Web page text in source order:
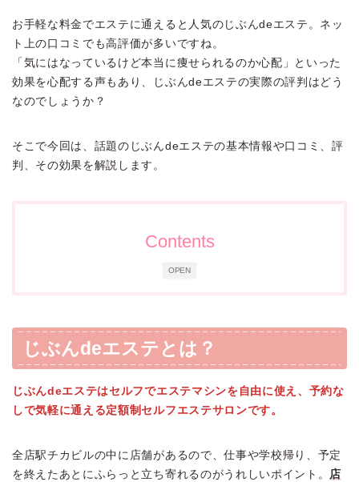
お手軽な料金でエステに通えると人気のじぶんdeエステ。ネッ
ト上の口コミでも高評価が多いですね。
「気にはなっているけど本当に痩せられるのか心配」といった
効果を心配する声もあり、じぶんdeエステの実際の評判はどう
なのでしょうか？
そこで今回は、話題のじぶんdeエステの基本情報や口コミ、評
判、その効果を解説します。
OPEN
Contents
じぶんdeエステとは？
じぶんdeエステはセルフでエステマシンを自由に使え、予約な
しで気軽に通える定額制セルフエステサロンです。
全店駅チカビルの中に店舗があるので、仕事や学校帰り、予定
を終えたあとにふらっと立ち寄れるのがうれしいポイント。 店